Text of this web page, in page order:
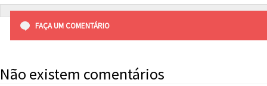
FAÇA UM COMENTÁRIO
Não existem comentários